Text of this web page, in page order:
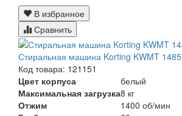
В избранное
Сравнить
Стиральная машина Korting KWMT 1485
Код товара: 121151
Цвет корпуса
белый
Максимальная загрузка8 кг
Отжим
1400 об/мин